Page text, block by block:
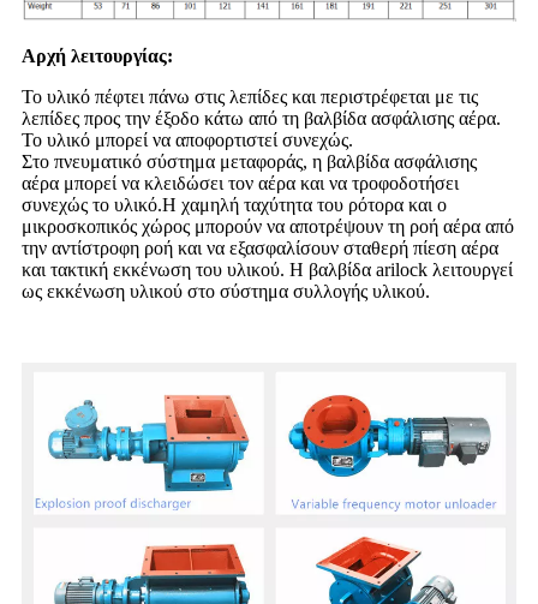
Αρχή λειτουργίας:
Το υλικό πέφτει πάνω στις λεπίδες και περιστρέφεται με τις
λεπίδες προς την έξοδο κάτω από τη βαλβίδα ασφάλισης αέρα.
Το υλικό μπορεί να αποφορτιστεί συνεχώς.
Στο πνευματικό σύστημα μεταφοράς, η βαλβίδα ασφάλισης
αέρα μπορεί να κλειδώσει τον αέρα και να τροφοδοτήσει
συνεχώς το υλικό.Η χαμηλή ταχύτητα του ρότορα και ο
μικροσκοπικός χώρος μπορούν να αποτρέψουν τη ροή αέρα από
την αντίστροφη ροή και να εξασφαλίσουν σταθερή πίεση αέρα
και τακτική εκκένωση του υλικού. Η βαλβίδα arilock λειτουργεί
ως εκκένωση υλικού στο σύστημα συλλογής υλικού.